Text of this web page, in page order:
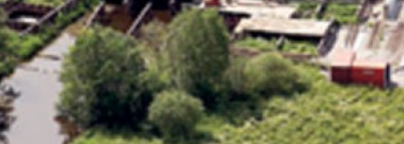
Föreslå nyord
Annonsera
Prenumerera
Läs Språktidningen digitalt